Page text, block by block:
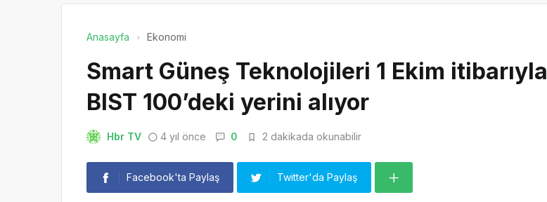
Anasayfa Ekonomi
Smart Güneş Teknolojileri 1 Ekim itibarıyla
BIST 100’deki yerini alıyor
Hbr TV 4 yıl önce 0 2 dakikada okunabilir
Facebook'ta Paylaş Twitter'da Paylaş